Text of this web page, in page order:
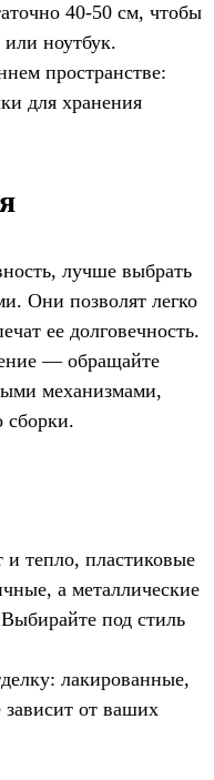
40-50 см, чтобы
или ноутбук.
пространстве:
для хранения
лучше выбрать
Они позволят легко
ее долговечность.
— обращайте
механизмами,
сборки.
тепло, пластиковые
а металлические
под стиль
лакированные,
от ваших